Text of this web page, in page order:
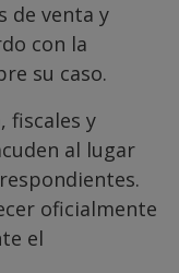
de venta y
con la
su caso.
fiscales y
al lugar
oficialmente
el